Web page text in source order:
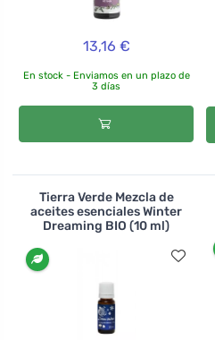
13,16 €
En stock - Enviamos en un plazo de
3 días
Tierra Verde Mezcla de
aceites esenciales Winter
Dreaming BIO (10 ml)